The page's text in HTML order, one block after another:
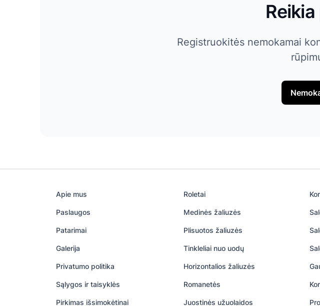
Registruokitės nemokamai
Apie mus
Paslaugos
Patarimai
Galerija
Privatumo politika
Sąlygos ir taisyklės
Pirkimas išsimokėtinai
Roletai
Medinės žaliuzės
Plisuotos žaliuzės
Tinkleliai nuo uodų
Horizontalios žaliuzės
Romanetės
Juostinės užuolaidos